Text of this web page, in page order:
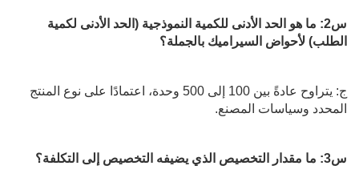
س2: ما هو الحد الأدنى للكمية النموذجية (الحد الأدنى لكمية
الطلب) لأحواض السيراميك بالجملة؟
ج: يتراوح عادةً بين 100 إلى 500 وحدة، اعتمادًا على نوع المنتج
المحدد وسياسات المصنع.
س3: ما مقدار التخصيص الذي يضيفه التخصيص إلى التكلفة؟